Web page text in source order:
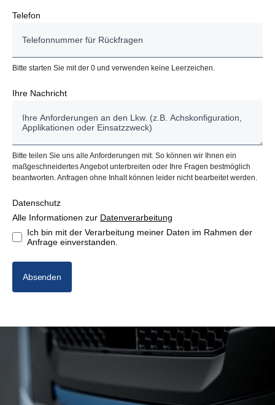
Telefon
Bitte starten Sie mit der 0 und verwenden keine Leerzeichen.
Ihre Nachricht
Bitte teilen Sie uns alle Anforderungen mit. So können wir Ihnen ein
maßgeschneidertes Angebot unterbreiten oder Ihre Fragen bestmöglich
beantworten. Anfragen ohne Inhalt können leider nicht bearbeitet werden.
Datenschutz
Alle Informationen zur Datenverarbeitung
Ich bin mit der Verarbeitung meiner Daten im Rahmen der
Anfrage einverstanden.
Absenden